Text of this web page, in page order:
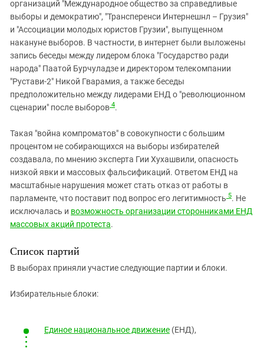
организаций "Международное общество за справедливые
выборы и демократию", "Трансперенси Интернешнл – Грузия"
и "Ассоциации молодых юристов Грузии", выпущенном
накануне выборов. В частности, в интернет были выложены
запись беседы между лидером блока "Государство ради
народа" Паатой Бурчуладзе и директором телекомпании
"Рустави-2" Никой Гварамия, а также беседы
предположительно между лидерами ЕНД о "революционном
сценарии" после выборов 4.
Такая "война компроматов" в совокупности с большим
процентом не собирающихся на выборы избирателей
создавала, по мнению эксперта Гии Хухашвили, опасность
низкой явки и массовых фальсификаций. Ответом ЕНД на
масштабные нарушения может стать отказ от работы в
парламенте, что поставит под вопрос его легитимность 5. Не
исключалась и возможность организации сторонниками ЕНД
массовых акций протеста.
Список партий
В выборах приняли участие следующие партии и блоки.
Избирательные блоки:
Единое национальное движение (ЕНД),